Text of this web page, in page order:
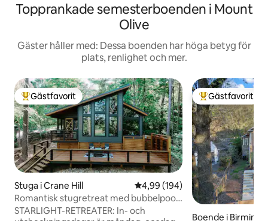
Topprankade semesterboenden i Mount
Olive
Gäster håller med: Dessa boenden har höga betyg för
plats, renlighet och mer.
Populär gästfavorit
Gästfavorit
Stuga i Crane Hill 4,99 av 5 i genomsnittligt
4,99 (194)
Romantisk stugretreat med bubbelpool
vid sjön
STARLIGHT-RETREATER: In- och
Populär
Gästfavorit
Boende i